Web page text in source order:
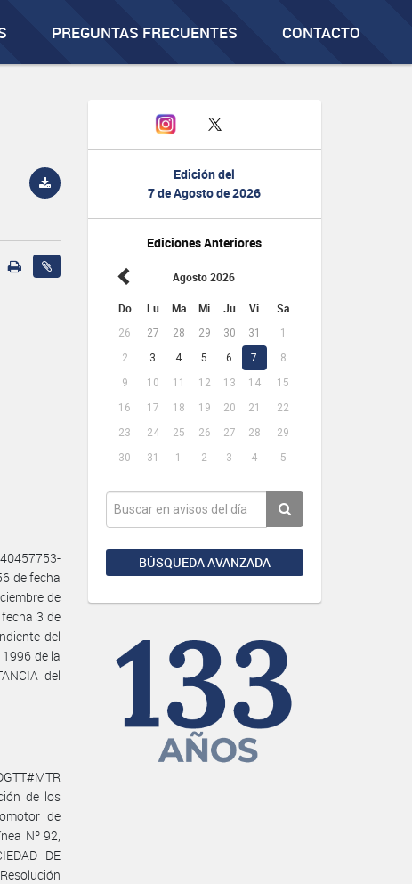
PREGUNTAS FRECUENTES CONTACTO
Edición del
7 de Agosto de 2026
Ediciones Anteriores
Agosto 2026
Do Lu Ma Mi Ju Vi Sa
26 27 28 29 30 31
1
2
3 4 5 6 7
8
9
10 11 12 13 14
15
16
17 18 19 20 21
22
23
24 25 26 27 28
29
30
31 1 2 3 4 5
BÚSQUEDA AVANZADA
de fecha
de
3 de
del
1996 de la
del
de los
de
Nº 92,
DE